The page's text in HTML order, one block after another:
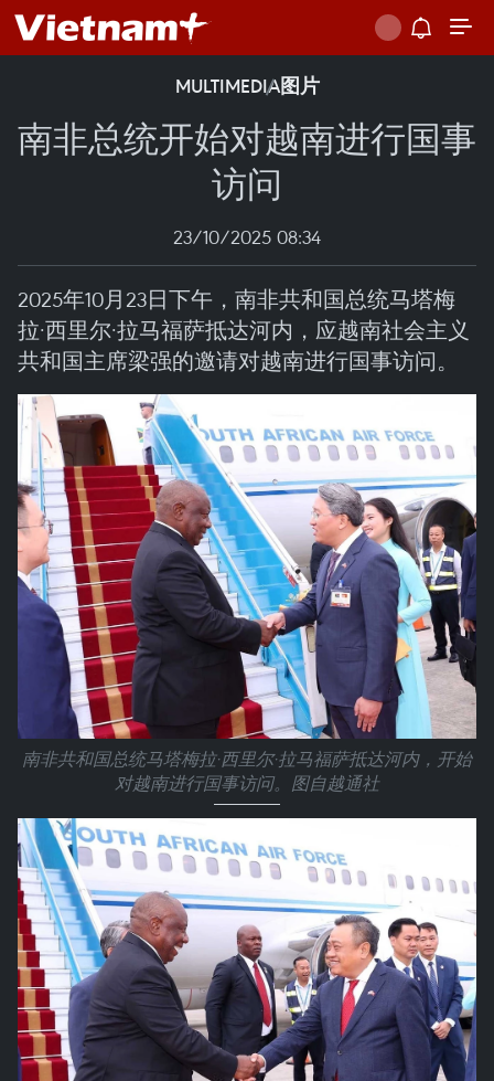
MULTIMEDIA图片
南非总统开始对越南进行国事
访问
23/10/2025 08:34
2025年10月23日下午，南非共和国总统马塔梅
拉·西里尔·拉马福萨抵达河内，应越南社会主义
共和国主席梁强的邀请对越南进行国事访问。
南非共和国总统马塔梅拉·西里尔·拉马福萨抵达河内，开始
对越南进行国事访问。图自越通社